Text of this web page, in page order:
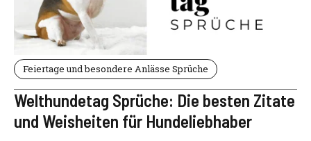
Feiertage und besondere Anlässe Sprüche
Welthundetag Sprüche: Die besten Zitate
und Weisheiten für Hundeliebhaber